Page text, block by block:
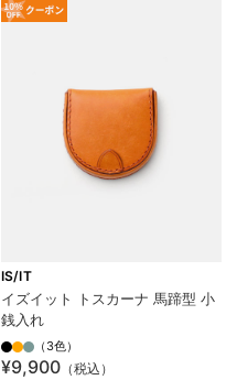
IS/IT
イズイット トスカーナ 馬蹄型 小
銭入れ
（3色）
¥9,900（税込）